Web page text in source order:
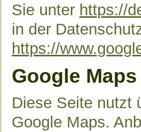
Sie unter https://
in der
https://
Google Maps
Diese Seite nutzt
Google Maps.